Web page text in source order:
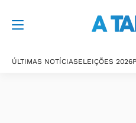
ÚLTIMAS NOTÍCIASELEIÇÕES 2026